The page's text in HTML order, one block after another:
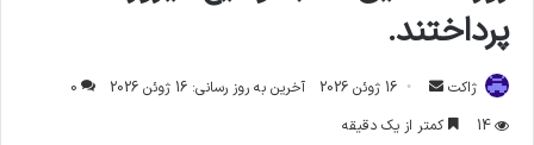
پرداختند.
ژاکت
ارسال
ایمیل
16 ژوئن 2026 آخرین به روز رسانی: 16 ژوئن 2026
0
14
کمتر از یک دقیقه